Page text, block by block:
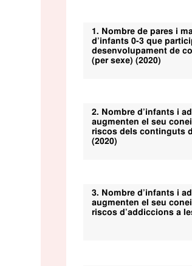
1. Nombre de pares i
d’infants 0-3 que
desenvolupament de
(per sexe) (2020)
2. Nombre d’infants i
augmenten el seu
riscos dels continguts
(2020)
3. Nombre d’infants i
augmenten el seu
riscos d’addiccions a